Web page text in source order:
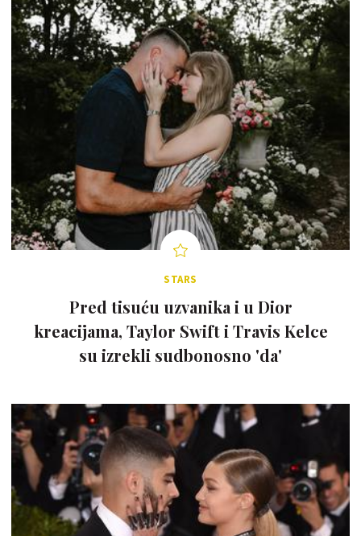
STARS
Pred tisuću uzvanika i u Dior
kreacijama, Taylor Swift i Travis Kelce
su izrekli sudbonosno 'da'